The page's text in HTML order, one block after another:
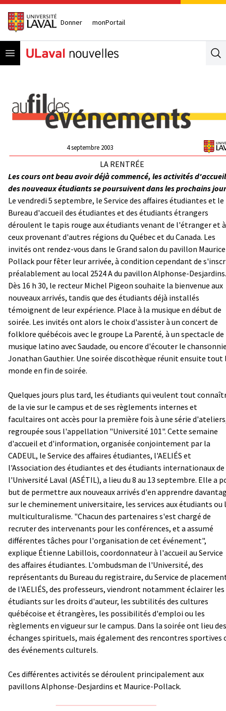
Donner monPortail
Open menu
4 septembre 2003
LA RENTRÉE
Les cours ont beau avoir déjà commencé, les activités d'accueil
des nouveaux étudiants se poursuivent dans les prochains
Le vendredi 5 septembre, le Service des affaires étudiantes et le
Bureau d'accueil des étudiantes et des étudiants étrangers
déroulent le tapis rouge aux étudiants venant de l'étranger et à
ceux provenant d'autres régions du Québec et du Canada. Les
invités ont rendez-vous dans le Grand salon du pavillon
Pollack pour fêter leur arrivée, à condition cependant de
préalablement au local 2524 A du pavillon Alphonse-Desjardins.
Dès 16 h 30, le recteur Michel Pigeon souhaite la bienvenue aux
nouveaux arrivés, tandis que des étudiants déjà installés
témoignent de leur expérience. Place à la musique en début de
soirée. Les invités ont alors le choix d'assister à un concert de
folklore québécois avec le groupe La Parenté, à un spectacle de
musique latino avec Saudade, ou encore d'écouter le
Jonathan Gauthier. Une soirée discothèque réunit ensuite tout
monde en fin de soirée.
Quelques jours plus tard, les étudiants qui veulent tout
de la vie sur le campus et de ses règlements internes et
facultaires ont accès pour la première fois à une série
regroupée sous l'appellation "Université 101". Cette semaine
d'accueil et d'information, organisée conjointement par la
CADEUL, le Service des affaires étudiantes, l'AELIÉS et
l'Association des étudiantes et des étudiants internationaux de
l'Université Laval (ASÉTIL), a lieu du 8 au 13 septembre. Elle a
but de permettre aux nouveaux arrivés d'en apprendre
sur le cheminement universitaire, les services aux étudiants ou
multiculturalisme. "Chacun des partenaires s'est chargé de
recruter des intervenants pour les conférences, et a assumé
différentes tâches pour l'organisation de cet événement",
explique Étienne Labillois, coordonnateur à l'accueil au Service
des affaires étudiantes. L'ombudsman de l'Université, des
représentants du Bureau du registraire, du Service de
de l'AELIÉS, des professeurs, viendront notamment éclairer les
étudiants sur les droits d'auteur, les subtilités des cultures
québécoise et étrangères, les possibilités d'emploi ou les
règlements en vigueur sur le campus. Dans la soirée ont lieu des
échanges spirituels, mais également des rencontres sportives
des événements culturels.
Ces différentes activités se déroulent principalement aux
pavillons Alphonse-Desjardins et Maurice-Pollack.